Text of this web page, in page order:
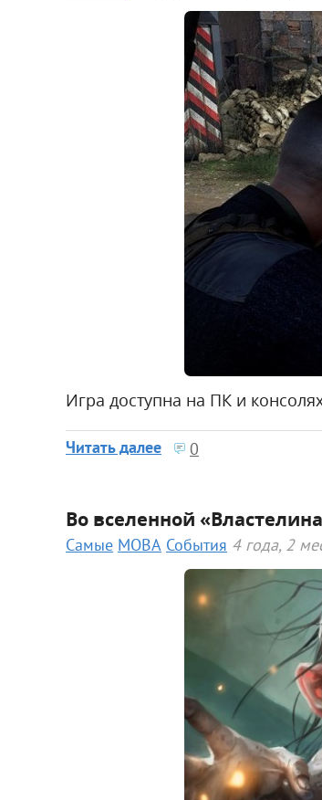
Игра доступна на ПК и
Читать далее 0
Во вселенной
Самые MOBA События 4 года, 2